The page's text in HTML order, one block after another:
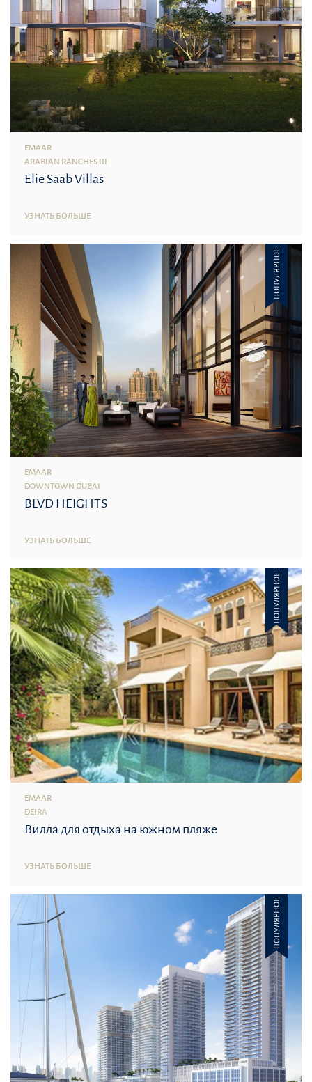
EMAAR
ARABIAN RANCHES III
Elie Saab Villas
УЗНАТЬ БОЛЬШЕ
ПОПУЛЯРНОЕ
EMAAR
DOWNTOWN DUBAI
BLVD HEIGHTS
УЗНАТЬ БОЛЬШЕ
ПОПУЛЯРНОЕ
EMAAR
DEIRA
Вилла для отдыха на южном пляже
УЗНАТЬ БОЛЬШЕ
ПОПУЛЯРНОЕ